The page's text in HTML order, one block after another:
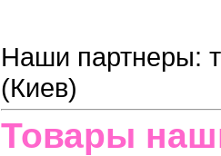
Наши партнеры:
(Киев)
Товары